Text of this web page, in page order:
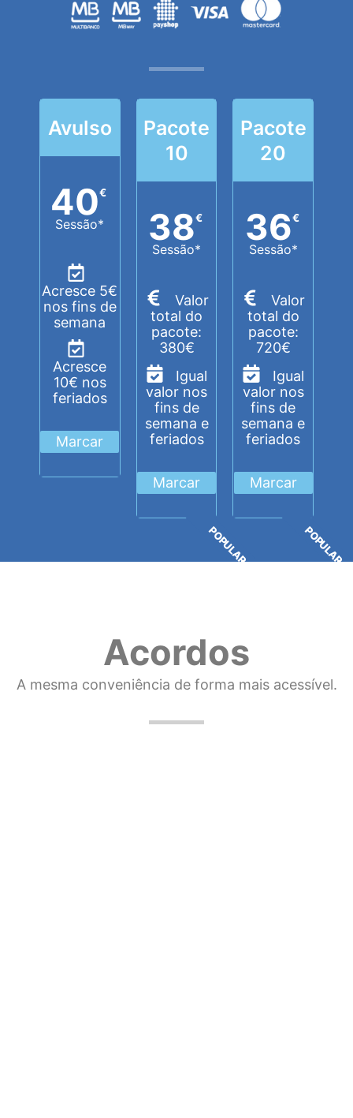
Avulso
40€
Sessão*
Acresce 5€
nos fins de
semana
Acresce
10€ nos
feriados
Marcar
Pacote
10
38€
Sessão*
Valor
total do
pacote:
380€
Igual
valor nos
fins de
semana e
feriados
Marcar
POPULAR
Pacote
20
36€
Sessão*
Valor
total do
pacote:
720€
Igual
valor nos
fins de
semana e
feriados
Marcar
POPULAR
Acordos
A mesma conveniência de forma mais acessível.